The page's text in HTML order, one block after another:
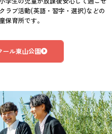
ラブ活動(英語・習字・選択)などの
保育所です。
ール東山公園